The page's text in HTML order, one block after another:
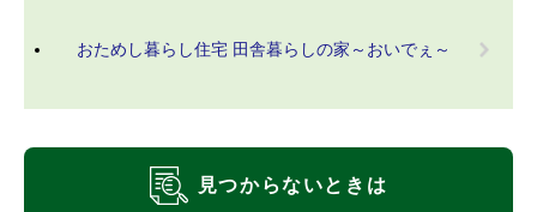
おためし暮らし住宅 田舎暮らしの家～おいでぇ～
見つからないときは